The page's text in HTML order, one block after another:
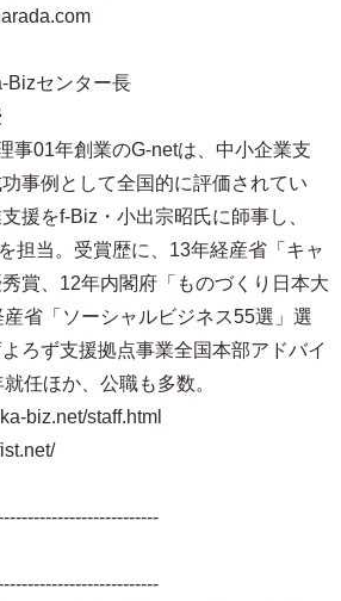
センター長
事 01年創業のG-netは、中小企業支
事例として全国的に評価されてい
援をf-Biz・小出宗昭氏に師事し、
担当。受賞歴に、13年経産省「キャ
賞、12年内閣府「ものづくり日本大
省「ソーシャルビジネス55選」選
ろず支援拠点事業全国本部アドバイ
任ほか、公職も多数。
biz.net/staff.html